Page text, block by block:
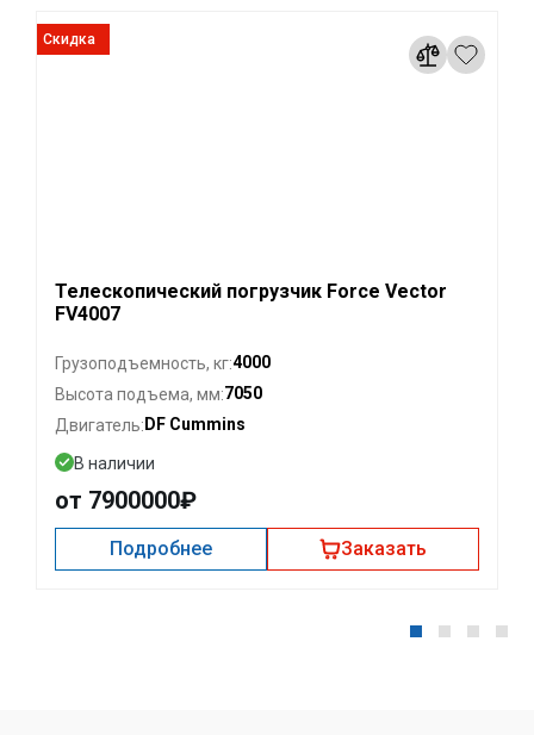
Скидка
Телескопический погрузчик Force Vector
FV4007
Грузоподъемность, кг:4000
Высота подъема, мм:7050
Двигатель: DF Cummins
В наличии
от 7900000₽
Подробнее Заказать